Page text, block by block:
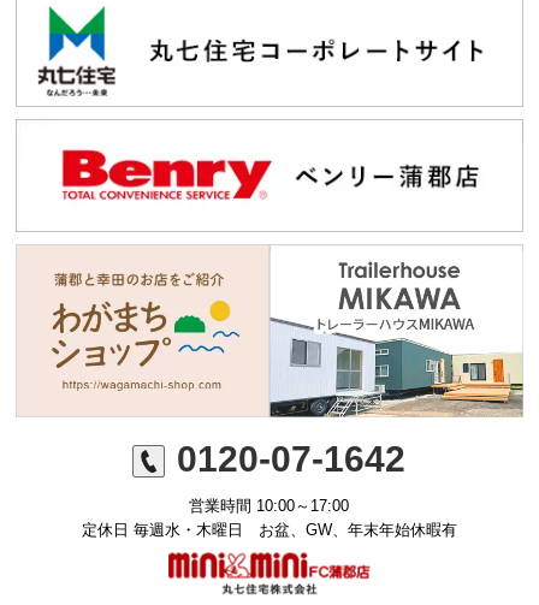
0120-07-1642
営業時間 10:00～17:00
定休日 毎週水・木曜日 お盆、GW、年末年始休暇有